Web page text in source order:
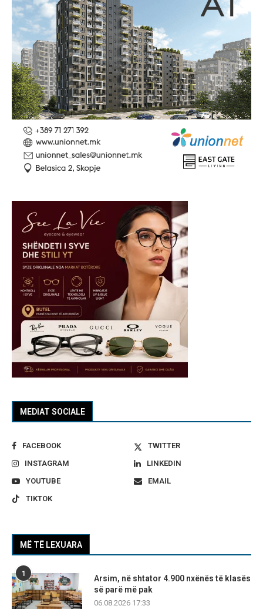
MEDIAT SOCIALE
FACEBOOK
TWITTER
INSTAGRAM
LINKEDIN
YOUTUBE
EMAIL
TIKTOK
MË TË LEXUARA
1
Arsim, në shtator 4.900 nxënës të klasës
së parë më pak
06.08.2026 17:33